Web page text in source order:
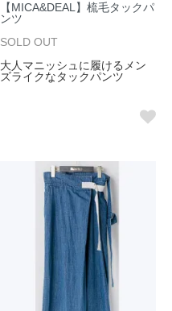
【MICA&DEAL】梳毛タックパ
ンツ
SOLD OUT
大人マニッシュに履けるメン
ズライクなタックパンツ